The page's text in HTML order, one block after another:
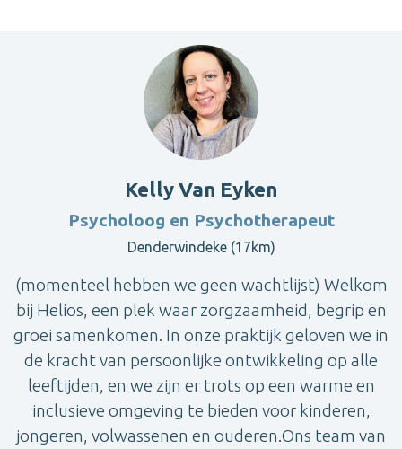
Kelly Van Eyken
Psycholoog en Psychotherapeut
Denderwindeke (17km)
(momenteel hebben we geen wachtlijst) Welkom
bij Helios, een plek waar zorgzaamheid, begrip en
groei samenkomen. In onze praktijk geloven we in
de kracht van persoonlijke ontwikkeling op alle
leeftijden, en we zijn er trots op een warme en
inclusieve omgeving te bieden voor kinderen,
jongeren, volwassenen en ouderen.Ons team van